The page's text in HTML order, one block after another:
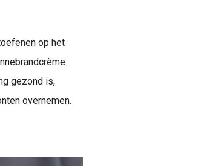
op het
gezond is,
overnemen.